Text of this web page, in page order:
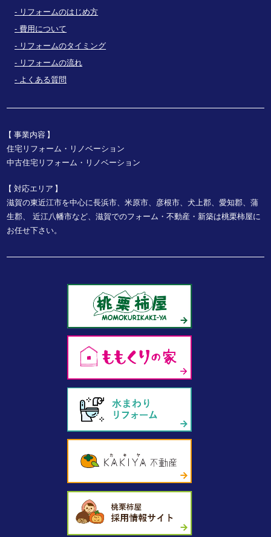
リフォームのはじめ方
費用について
リフォームのタイミング
リフォームの流れ
よくある質問
事業内容
住宅リフォーム・リノベーション
中古住宅リフォーム・リノベーション
対応エリア
滋賀の東近江市を中心に長浜市、米原市、彦根市、犬上郡、愛知郡、蒲
生郡、
近江八幡市など、滋賀でのフォーム・不動産・新築は桃栗柿屋に
お任せ下さい。